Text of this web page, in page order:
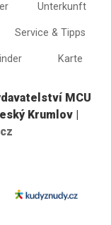
Unterkunft
Service & Tipps
Karte
MCU
Krumlov |